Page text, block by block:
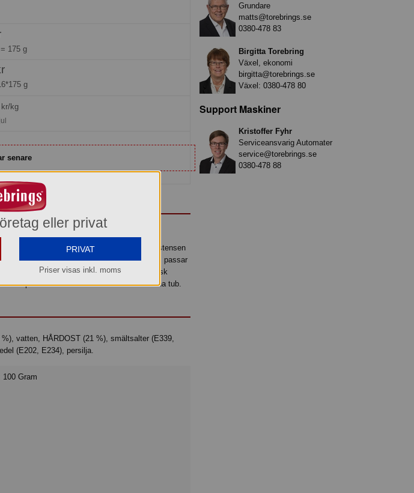
175 g
g
kg
senare
i vår praktiska tub.
att uppnå den perfekta smaken och konsistensen
där har vi samlat lite lyxigare ostar som passar
tipsa om Ädelost + pepparkaka, en fantastisk
i pastan. Kavli Ädelost serveras i Vår fina tub.
(E202, E234), persilja.
100 Gram
Grundare
matts@torebrings.se
0380-478 83
Birgitta Torebring
Växel, ekonomi
birgitta@torebrings.se
Växel: 0380-478 80
Support Maskiner
Kristoffer Fyhr
Serviceansvarig Automater
service@torebrings.se
0380-478 88
eller privat
PRIVAT
Priser visas inkl. moms